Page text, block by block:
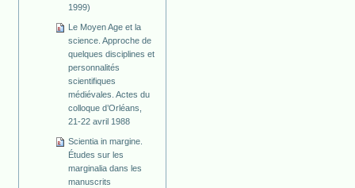
1999)
Le Moyen Age et la
science. Approche de
quelques disciplines et
personnalités
scientifiques
médiévales. Actes du
colloque d’Orléans,
21-22 avril 1988
Scientia in margine.
Études sur les
marginalia dans les
manuscrits